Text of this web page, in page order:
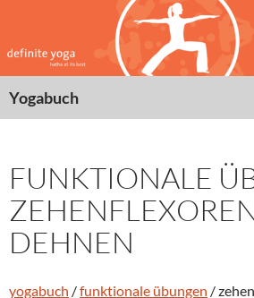
springen
Yogabuch
FUNKTIONALE
DEHNEN
yogabuch /funktionale übungen /